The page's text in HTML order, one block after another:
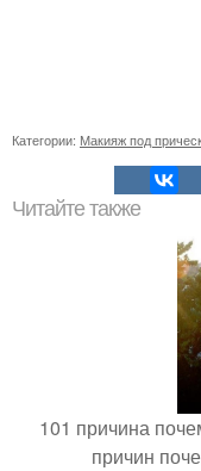
Категории: Макияж под
Читайте также
101 причина
причин